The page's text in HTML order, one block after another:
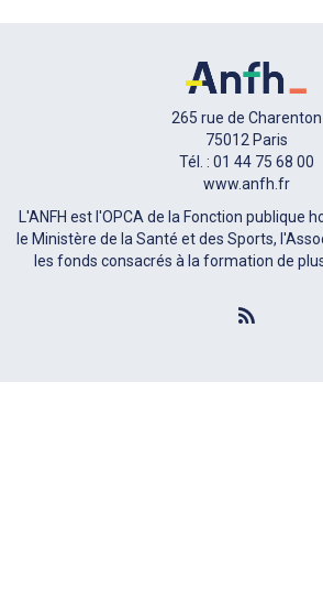
265 rue de Charenton
75012 Paris
Tél. : 01 44 75 68 00
www.anfh.fr
L'ANFH est l'OPCA de la Fonction publique
le Ministère de la Santé et des Sports,
les fonds consacrés à la formation de